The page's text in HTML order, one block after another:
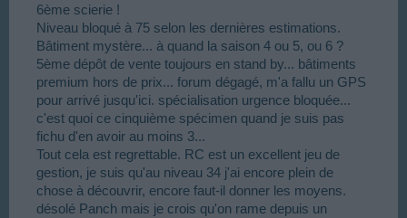
6ème scierie !
Niveau bloqué à 75 selon les dernières estimations.
Bâtiment mystère... à quand la saison 4 ou 5, ou 6 ?
5ème dépôt de vente toujours en stand by... bâtiments
premium hors de prix... forum dégagé, m'a fallu un GPS
pour arrivé jusqu'ici. spécialisation urgence bloquée...
c'est quoi ce cinquième spécimen quand je suis pas
fichu d'en avoir au moins 3...
Tout cela est regrettable. RC est un excellent jeu de
gestion, je suis qu'au niveau 34 j'ai encore plein de
chose à découvrir, encore faut-il donner les moyens.
désolé Panch mais je crois qu'on rame depuis un